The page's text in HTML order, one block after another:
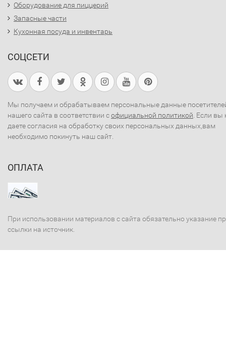
Оборудование для пиццерий
Запасные части
Кухонная посуда и инвентарь
СОЦСЕТИ
Мы получаем и обрабатываем персональные данные
нашего сайта в соответствии софициальной политикой . Если вы
даете согласия на обработку своих персональных данных,вам
необходимо покинуть наш сайт.
ОПЛАТА
При использовании материалов с сайта обязательно указание
ссылки на источник.